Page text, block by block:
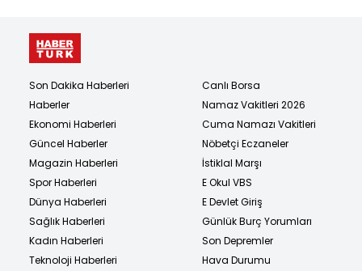
Son Dakika Haberleri
Haberler
Ekonomi Haberleri
Güncel Haberler
Magazin Haberleri
Spor Haberleri
Dünya Haberleri
Sağlık Haberleri
Kadın Haberleri
Teknoloji Haberleri
Canlı Borsa
Namaz Vakitleri 2026
Cuma Namazı Vakitleri
Nöbetçi Eczaneler
İstiklal Marşı
E Okul VBS
E Devlet Giriş
Günlük Burç Yorumları
Son Depremler
Hava Durumu